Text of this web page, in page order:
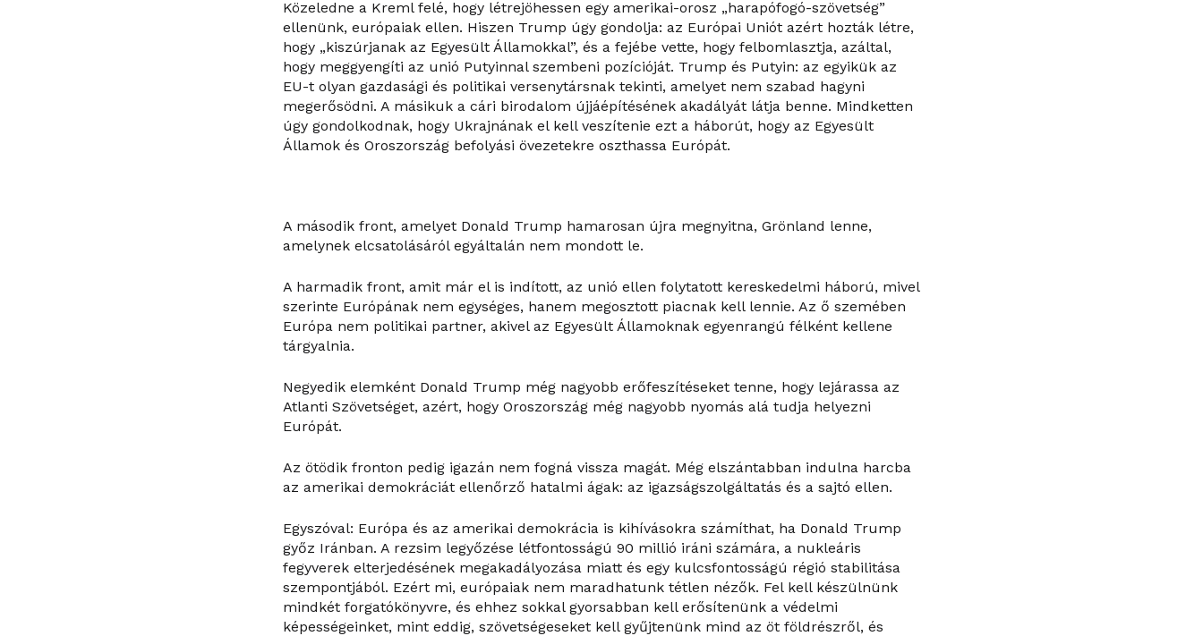
Közeledne a Kreml felé, hogy létrejöhessen egy amerikai-orosz „harapófogó-szövetség”
ellenünk, európaiak ellen. Hiszen Trump úgy gondolja: az Európai Uniót azért hozták létre,
hogy „kiszúrjanak az Egyesült Államokkal”, és a fejébe vette, hogy felbomlasztja, azáltal,
hogy meggyengíti az unió Putyinnal szembeni pozícióját. Trump és Putyin: az egyikük az
EU-t olyan gazdasági és politikai versenytársnak tekinti, amelyet nem szabad hagyni
megerősödni. A másikuk a cári birodalom újjáépítésének akadályát látja benne. Mindketten
úgy gondolkodnak, hogy Ukrajnának el kell veszítenie ezt a háborút, hogy az Egyesült
Államok és Oroszország befolyási övezetekre oszthassa Európát.
A második front, amelyet Donald Trump hamarosan újra megnyitna, Grönland lenne,
amelynek elcsatolásáról egyáltalán nem mondott le.
A harmadik front, amit már el is indított, az unió ellen folytatott kereskedelmi háború, mivel
szerinte Európának nem egységes, hanem megosztott piacnak kell lennie. Az ő szemében
Európa nem politikai partner, akivel az Egyesült Államoknak egyenrangú félként kellene
tárgyalnia.
Negyedik elemként Donald Trump még nagyobb erőfeszítéseket tenne, hogy lejárassa az
Atlanti Szövetséget, azért, hogy Oroszország még nagyobb nyomás alá tudja helyezni
Európát.
Az ötödik fronton pedig igazán nem fogná vissza magát. Még elszántabban indulna harcba
az amerikai demokráciát ellenőrző hatalmi ágak: az igazságszolgáltatás és a sajtó ellen.
Egyszóval: Európa és az amerikai demokrácia is kihívásokra számíthat, ha Donald Trump
győz Iránban. A rezsim legyőzése létfontosságú 90 millió iráni számára, a nukleáris
fegyverek elterjedésének megakadályozása miatt és egy kulcsfontosságú régió stabilitása
szempontjából. Ezért mi, európaiak nem maradhatunk tétlen nézők. Fel kell készülnünk
mindkét forgatókönyvre, és ehhez sokkal gyorsabban kell erősítenünk a védelmi
képességeinket, mint eddig, szövetségeseket kell gyűjtenünk mind az öt földrészről, és